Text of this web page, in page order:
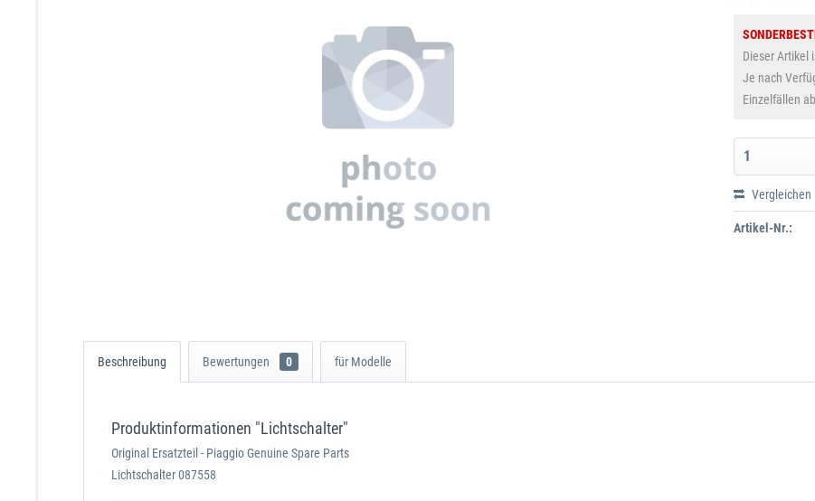
Dieser Artikel
Je nach
Einzelfällen
Vergleichen
Artikel-Nr.:
Beschreibung Bewertungen 0 für Modelle
Produktinformationen "Lichtschalter"
Original Ersatzteil - Piaggio Genuine Spare Parts
Lichtschalter 087558